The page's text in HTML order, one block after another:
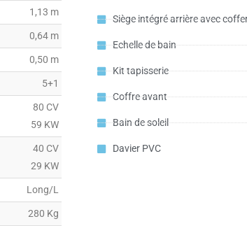
1,13 m
0,64 m
0,50 m
5+1
80 CV
59 KW
40 CV
29 KW
Long/L
280 Kg
Siège intégré arrière avec
Echelle de bain
Kit tapisserie
Coffre avant
Bain de soleil
Davier PVC